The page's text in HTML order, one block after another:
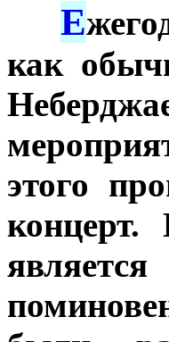
Е
как
этого
концерт.